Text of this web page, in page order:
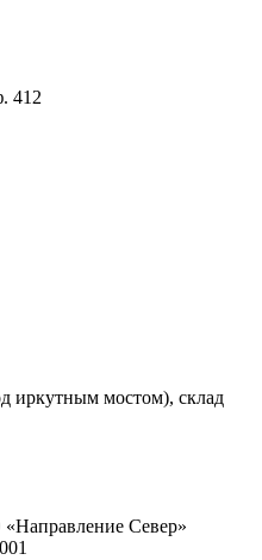
412
иркутным мостом), склад
Север»